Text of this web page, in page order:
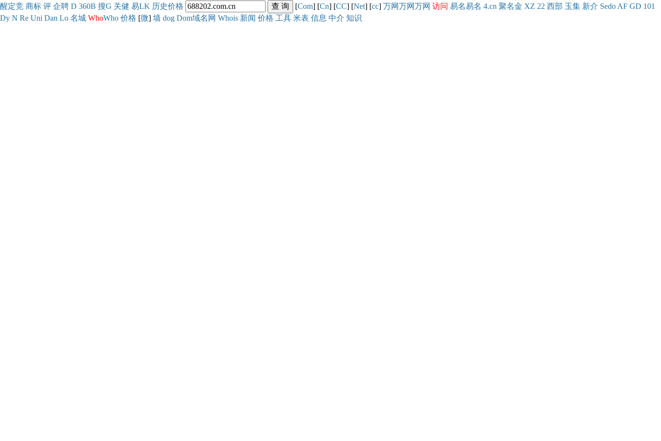
醒定竞 商标 评 企聘 D 360B 搜G 关健 易LK 历史价格 [Com] [Cn] [CC] [Net] [cc] 万网万网万网 访问 易名易名 4.cn 聚名金 XZ 22 西部 玉集 新介 Sedo AF GD 101
Dy N Re Uni Dan Lo 名城 WhoWho 价格 [微] 墙 dog Dom域名网 Whois 新闻 价格 工具 米表 信息 中介 知识